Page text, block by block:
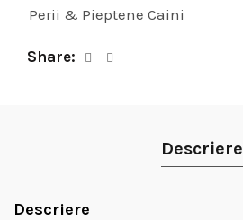
Perii & Pieptene Caini
Share
Descriere
Descriere